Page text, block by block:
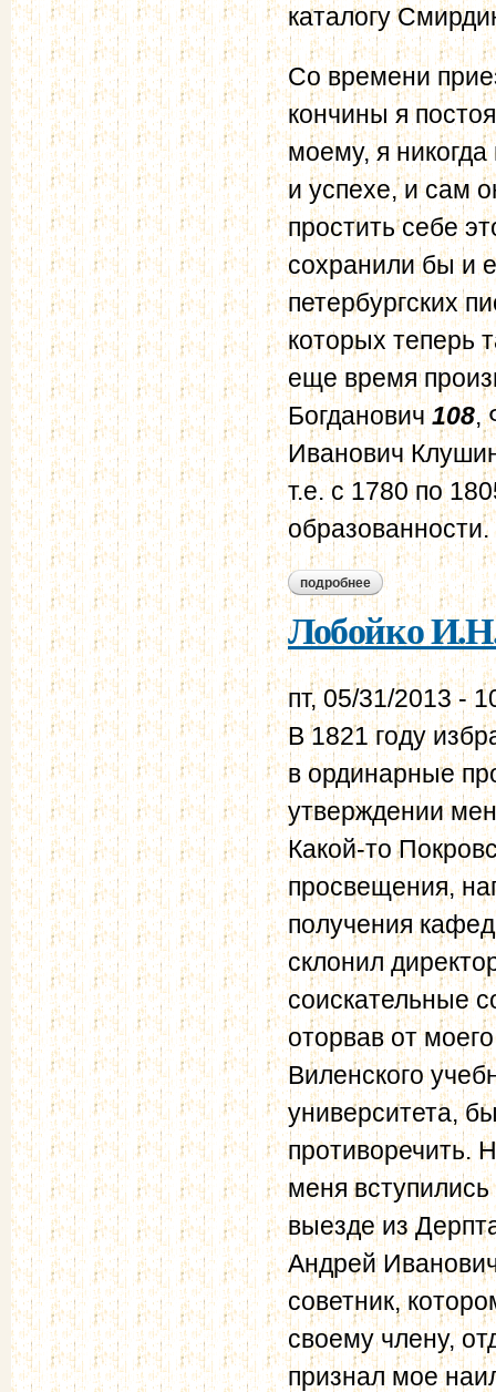
каталогу
Со времени
кончины я
моему, я
и успехе, и сам
простить себе
сохранили бы и
петербургских
которых теперь
еще время
Богданович108,
Иванович
т.е. с 1780 по
образованности.
подробнее о лобойко и.н. а.и.
Лобойко
пт, 05/31/2013 -
В 1821 году
в ординарные
утверждении
Какой-то
просвещения,
получения
склонил
соискательные
оторвав от
Виленского
университета,
противоречить.
меня
выезде из
Андрей
советник,
своему члену,
признал мое